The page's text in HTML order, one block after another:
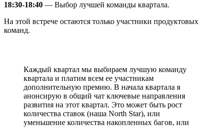
18:30-18:40 — Выбор лучшей команды квартала.
На этой встрече остаются только участники продуктовых
команд.
Каждый квартал мы выбираем лучшую команду
квартала и платим всем ее участникам
дополнительную премию. В начала квартала я
анонсирую в общий чат ключевые направления
развития на этот квартал. Это может быть рост
количества ставок (наша North Star), или
уменьшение количества накопленных багов, или